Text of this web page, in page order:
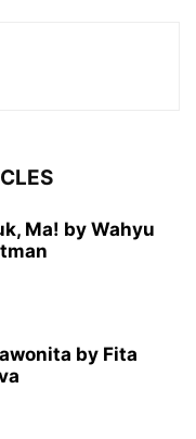
Ma! by Wahyu
by Fita